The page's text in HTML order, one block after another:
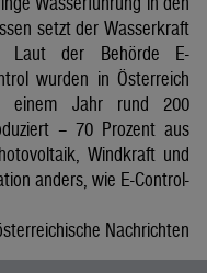
setzt der Wasserkraft
Laut der Behörde E-
wurden in Österreich
einem Jahr rund 200
– 70 Prozent aus
Windkraft und
anders, wie E-Control-
Nachrichten